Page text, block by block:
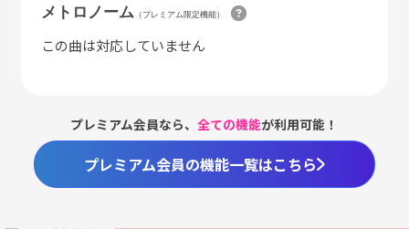
メトロノーム （プレミアム限定機能）
この曲は対応していません
プレミアム会員なら、全ての機能が利用可能！
プレミアム会員の機能一覧はこちら